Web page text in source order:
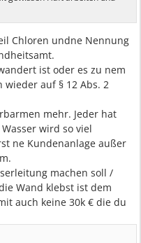
Chloren undne Nennung
ist oder es zu nem
wieder auf § 12 Abs. 2
mehr. Jeder hat
wird so viel
ne Kundenanlage außer
machen soll /
Wand klebst ist dem
auch keine 30k € die du